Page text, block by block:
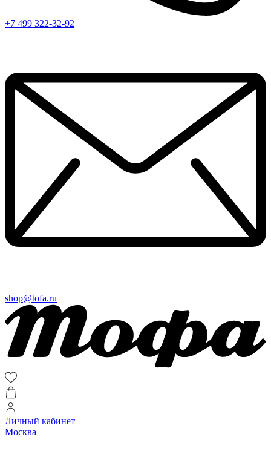
+7 499 322-32-92
shop@tofa.ru
Личный кабинет
Москва